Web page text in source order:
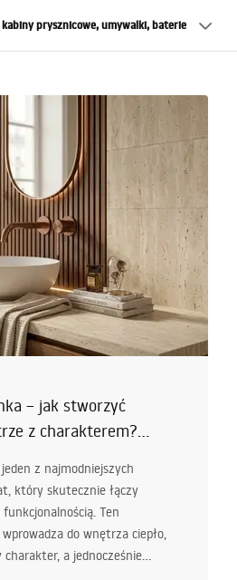
prysznicowe, umywalki, baterie
– jak stworzyć
z charakterem?
z najmodniejszych
który skutecznie łączy
Ten
do wnętrza ciepło,
a jednocześnie